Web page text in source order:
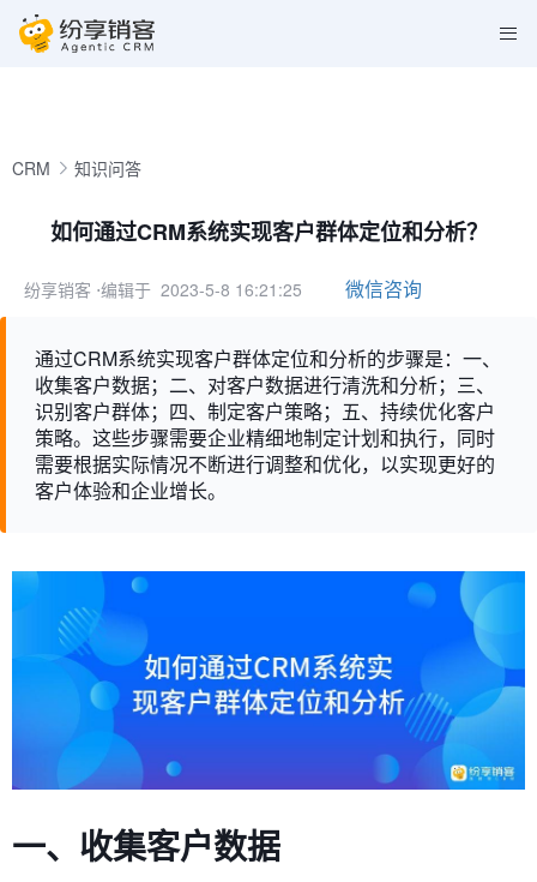
CRM 知识问答
如何通过CRM系统实现客户群体定位和分析？
纷享销客 ⋅编辑于 2023-5-8 16:21:25 微信咨询
通过CRM系统实现客户群体定位和分析的步骤是：一、
收集客户数据；二、对客户数据进行清洗和分析；三、
识别客户群体；四、制定客户策略；五、持续优化客户
策略。这些步骤需要企业精细地制定计划和执行，同时
需要根据实际情况不断进行调整和优化，以实现更好的
客户体验和企业增长。
一、收集客户数据